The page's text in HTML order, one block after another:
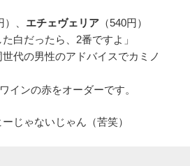
、 エチェヴェリア （540円）
白だったら、2番ですよ」
代の男性のアドバイスでカミノ
インの赤をオーダーです。
じゃないじゃん（苦笑）